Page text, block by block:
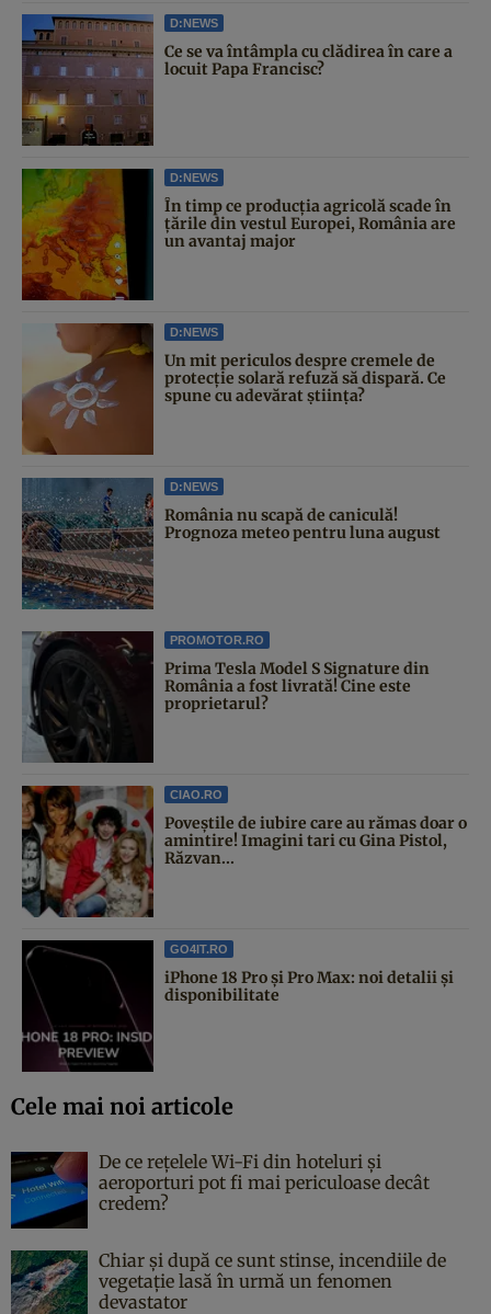
D:NEWS
Ce se va întâmpla cu clădirea în care a
locuit Papa Francisc?
D:NEWS
În timp ce producția agricolă scade în
țările din vestul Europei, România are
un avantaj major
D:NEWS
Un mit periculos despre cremele de
protecție solară refuză să dispară. Ce
spune cu adevărat știința?
D:NEWS
România nu scapă de caniculă!
Prognoza meteo pentru luna august
PROMOTOR.RO
Prima Tesla Model S Signature din
România a fost livrată! Cine este
proprietarul?
CIAO.RO
Poveştile de iubire care au rămas doar o
amintire! Imagini tari cu Gina Pistol,
Răzvan...
GO4IT.RO
iPhone 18 Pro și Pro Max: noi detalii și
disponibilitate
Cele mai noi articole
De ce rețelele Wi-Fi din hoteluri și
aeroporturi pot fi mai periculoase decât
credem?
Chiar și după ce sunt stinse, incendiile de
vegetație lasă în urmă un fenomen
devastator